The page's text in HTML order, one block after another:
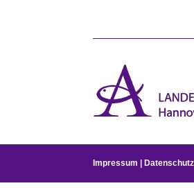
Impressum Datenschutz